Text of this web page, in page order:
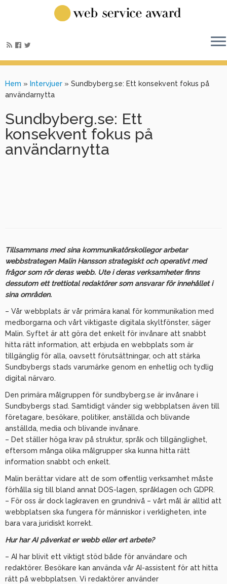
Hem » Intervjuer » Sundbyberg.se: Ett konsekvent fokus på
användarnytta
Sundbyberg.se: Ett
konsekvent fokus på
användarnytta
Tillsammans med sina kommunikatörskollegor arbetar
webbstrategen Malin Hansson strategiskt och operativt med
frågor som rör deras webb. Ute i deras verksamheter finns
dessutom ett trettiotal redaktörer som ansvarar för innehållet i
sina områden.
– Vår webbplats är vår primära kanal för kommunikation med
medborgarna och vårt viktigaste digitala skyltfönster, säger
Malin. Syftet är att göra det enkelt för invånare att snabbt
hitta rätt information, att erbjuda en webbplats som är
tillgänglig för alla, oavsett förutsättningar, och att stärka
Sundbybergs stads varumärke genom en enhetlig och tydlig
digital närvaro.
Den primära målgruppen för sundbyberg.se är invånare i
Sundbybergs stad. Samtidigt vänder sig webbplatsen även till
företagare, besökare, politiker, anställda och blivande
anställda, media och blivande invånare.
– Det ställer höga krav på struktur, språk och tillgänglighet,
eftersom många olika målgrupper ska kunna hitta rätt
information snabbt och enkelt.
Malin berättar vidare att de som offentlig verksamhet måste
förhålla sig till bland annat DOS-lagen, språklagen och GDPR.
– För oss är dock lagkraven en grundnivå – vårt mål är alltid att
webbplatsen ska fungera för människor i verkligheten, inte
bara vara juridiskt korrekt.
Hur har AI påverkat er webb eller ert arbete?
– AI har blivit ett viktigt stöd både för användare och
redaktörer. Besökare kan använda vår AI-assistent för att hitta
rätt på webbplatsen. Vi redaktörer använder